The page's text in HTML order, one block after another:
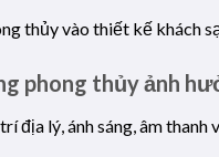
thủy vào thiết kế khách
phong thủy ảnh
địa lý, ánh sáng, âm